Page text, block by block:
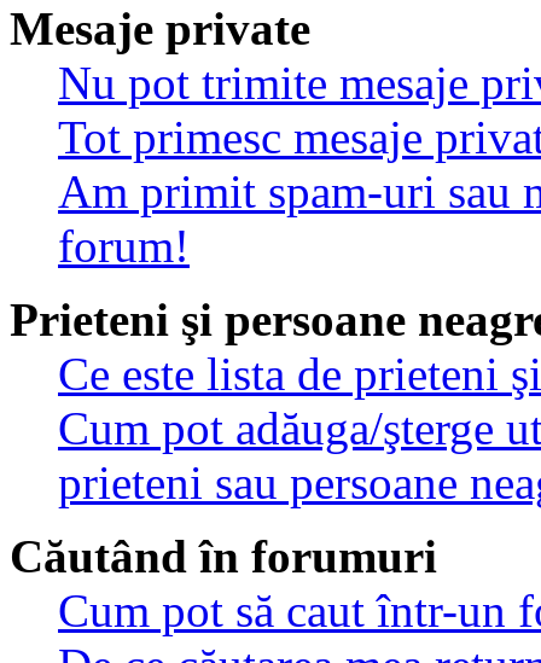
Mesaje private
Nu pot trimite mesaje
Tot primesc mesaje
Am primit spam-uri sau
forum!
Prieteni şi persoane
Ce este lista de prieteni
Cum pot adăuga/şterge
prieteni sau persoane
Căutând în forumuri
Cum pot să caut într-un